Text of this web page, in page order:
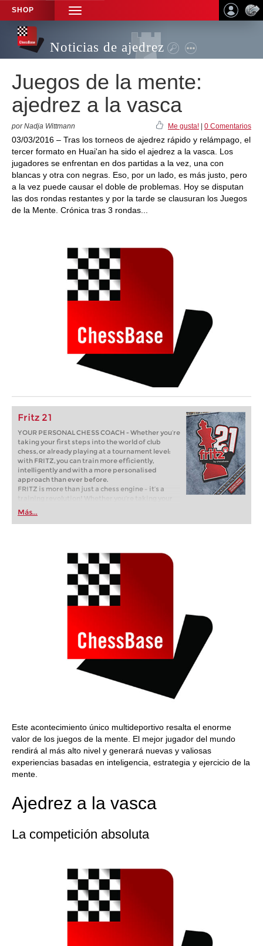
SHOP
TOGGLE
NAVIGATION
Noticias de ajedrez
Juegos de la mente:
ajedrez a la vasca
por Nadja Wittmann Me gusta! 0 Comentarios
03/03/2016 – Tras los torneos de ajedrez rápido y relámpago, el
tercer formato en Huai'an ha sido el ajedrez a la vasca. Los
jugadores se enfrentan en dos partidas a la vez, una con
blancas y otra con negras. Eso, por un lado, es más justo, pero
a la vez puede causar el doble de problemas. Hoy se disputan
las dos rondas restantes y por la tarde se clausuran los Juegos
de la Mente. Crónica tras 3 rondas...
Fritz 21
YOUR PERSONAL CHESS COACH - Whether you’re
taking your first steps into the world of club
chess, or already playing at a tournament level:
with FRITZ, you can train more efficiently,
intelligently and with a more personalised
approach than ever before.
FRITZ is more than just a chess engine – it’s a
training revolution! Whether you’re taking your
first steps into the world of club chess, or already
playing at a tournament level: with FRITZ, you can
train more efficiently, intelligently and with a
Más...
Este acontecimiento único multideportivo resalta el enorme
valor de los juegos de la mente. El mejor jugador del mundo
rendirá al más alto nivel y generará nuevas y valiosas
experiencias basadas en inteligencia, estrategia y ejercicio de la
mente.
Ajedrez a la vasca
La competición absoluta